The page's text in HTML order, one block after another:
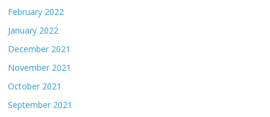
February 2022
January 2022
December 2021
November 2021
October 2021
September 2021